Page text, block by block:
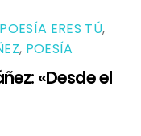
ERES TÚ,
, POESÍA
«Desde el